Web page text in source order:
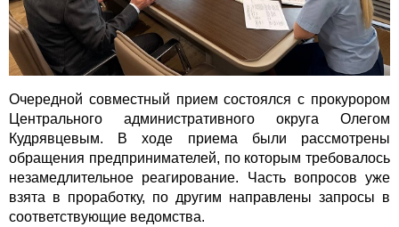
Очередной совместный прием состоялся с прокурором
Центрального административного округа Олегом
Кудрявцевым.
В ходе приема были рассмотрены
обращения предпринимателей, по которым требовалось
незамедлительное реагирование. Часть вопросов уже
взята в проработку, по другим направлены запросы в
соответствующие ведомства.